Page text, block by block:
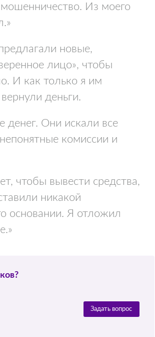
Из моего
новые,
лицо», чтобы
И как только я им
деньги.
денег. Они искали все
комиссии и
чтобы вывести средства,
никакой
основании. Я отложил
Задать вопрос